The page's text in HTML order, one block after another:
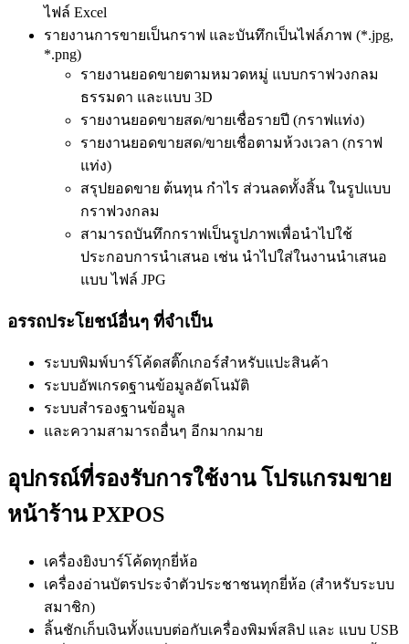
ไฟล์ Excel
รายงานการขายเป็นกราฟ และบันทึกเป็นไฟล์ภาพ (*.jpg,
*.png)
รายงานยอดขายตามหมวดหมู่ แบบกราฟวงกลม
ธรรมดา และแบบ 3D
รายงานยอดขายสด/ขายเชื่อรายปี (กราฟแท่ง)
รายงานยอดขายสด/ขายเชื่อตามห้วงเวลา (กราฟ
แท่ง)
สรุปยอดขาย ต้นทุน กำไร ส่วนลดทั้งสิ้น ในรูปแบบ
กราฟวงกลม
สามารถบันทึกกราฟเป็นรูปภาพเพื่อนำไปใช้
ประกอบการนำเสนอ เช่น นำไปใส่ในงานนำเสนอ
แบบ ไฟล์ JPG
อรรถประโยชน์อื่นๆ ที่จำเป็น
ระบบพิมพ์บาร์โค้ดสติ๊กเกอร์สำหรับแปะสินค้า
ระบบอัพเกรดฐานข้อมูลอัตโนมัติ
ระบบสำรองฐานข้อมูล
และความสามารถอื่นๆ อีกมากมาย
อุปกรณ์ที่รองรับการใช้งาน โปรแกรมขาย
หน้าร้าน PXPOS
เครื่องยิงบาร์โค้ดทุกยี่ห้อ
เครื่องอ่านบัตรประจำตัวประชาชนทุกยี่ห้อ (สำหรับระบบ
สมาชิก)
ลิ้นชักเก็บเงินทั้งแบบต่อกับเครื่องพิมพ์สลิป และ แบบ USB